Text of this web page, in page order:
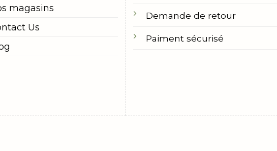
magasins
Us
Demande de retour
Paiment sécurisé